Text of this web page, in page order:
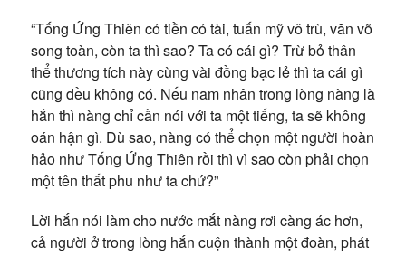
“Tống Ứng Thiên có tiền có tài, tuấn mỹ vô trù, văn võ
song toàn, còn ta thì sao? Ta có cái gì? Trừ bỏ thân
thể thương tích này cùng vài đồng bạc lẻ thì ta cái gì
cũng đều không có. Nếu nam nhân trong lòng nàng là
hắn thì nàng chỉ cần nói với ta một tiếng, ta sẽ không
oán hận gì. Dù sao, nàng có thể chọn một người hoàn
hảo như Tống Ứng Thiên rồi thì vì sao còn phải chọn
một tên thất phu như ta chứ?”
Lời hắn nói làm cho nước mắt nàng rơi càng ác hơn,
cả người ở trong lòng hắn cuộn thành một đoàn, phát